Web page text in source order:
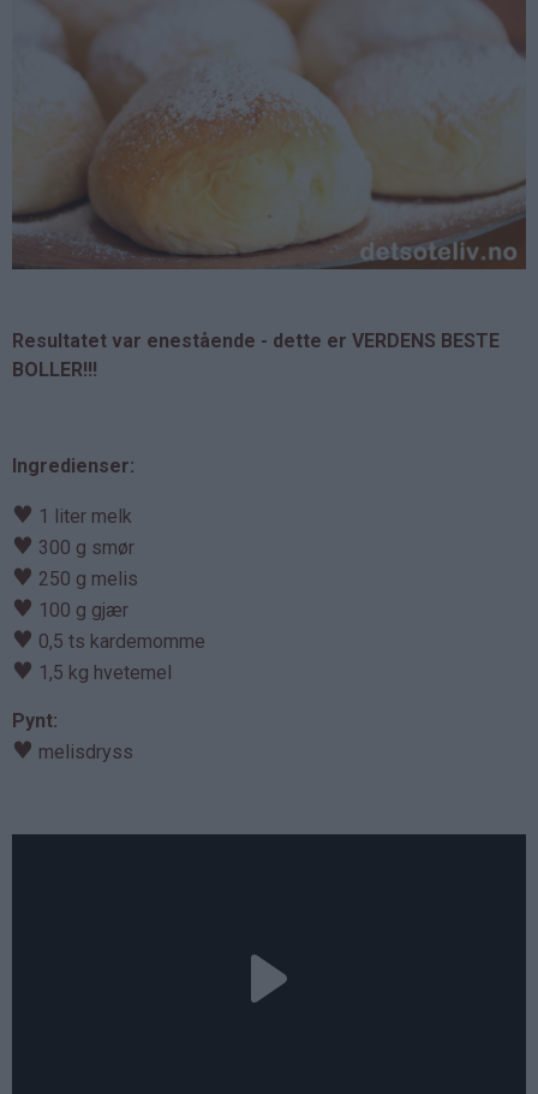
Resultatet var enestående - dette er VERDENS BESTE
BOLLER!!!
Ingredienser:
♥ 1 liter melk
♥ 300 g smør
♥ 250 g melis
♥ 100 g gjær
♥ 0,5 ts kardemomme
♥ 1,5 kg hvetemel
Pynt:
♥ melisdryss